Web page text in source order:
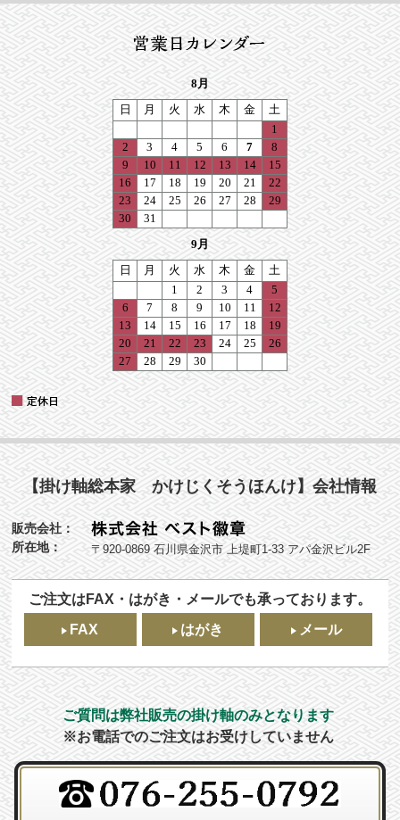
【掛け軸総本家 かけじくそうほんけ】会社情報
販売会社：
所在地：
〒920-0869 石川県金沢市 上堤町1-33 アパ金沢ビル2F
ご注文はFAX・はがき・メールでも承っております。
FAX
はがき メール
ご質問は弊社販売の掛け軸のみとなります
※お電話でのご注文はお受けしていません